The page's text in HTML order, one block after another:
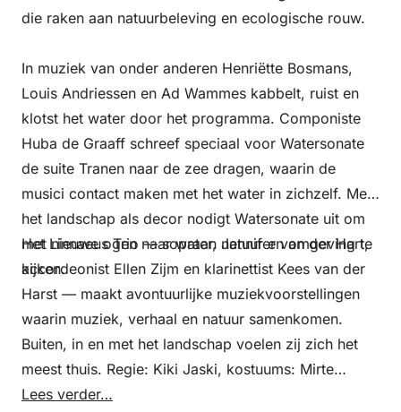
die raken aan natuurbeleving en ecologische rouw.
In muziek van onder anderen Henriëtte Bosmans,
Louis Andriessen en Ad Wammes kabbelt, ruist en
klotst het water door het programma. Componiste
Huba de Graaff schreef speciaal voor Watersonate
de suite Tranen naar de zee dragen, waarin de
musici contact maken met het water in zichzelf. Met
het landschap als decor nodigt Watersonate uit om
met nieuwe ogen naar water, natuur en omgeving te
kijken.
Het Linnaeus Trio — sopraan Jennifer van der Hart,
accordeonist Ellen Zijm en klarinettist Kees van der
Harst — maakt avontuurlijke muziekvoorstellingen
waarin muziek, verhaal en natuur samenkomen.
Buiten, in en met het landschap voelen zij zich het
meest thuis. Regie: Kiki Jaski, kostuums: Mirte
Engelhard
Lees verder…